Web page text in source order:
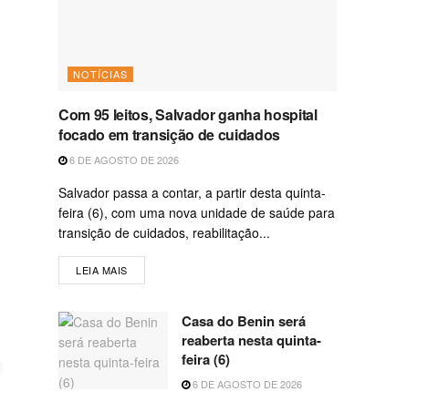
NOTÍCIAS
Com 95 leitos, Salvador ganha hospital
focado em transição de cuidados
6 DE AGOSTO DE 2026
Salvador passa a contar, a partir desta quinta-
feira (6), com uma nova unidade de saúde para
transição de cuidados, reabilitação...
LEIA MAIS
Casa do Benin será
reaberta nesta quinta-
feira (6)
6 DE AGOSTO DE 2026